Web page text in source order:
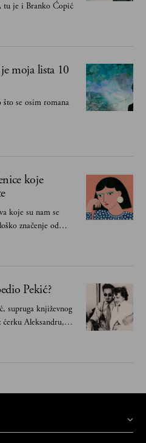
tu je i Branko Ćopić
moja lista 10
što se osim romana
koje
koje su nam se
značenje od
Pekić?
supruga književnog
Aleksandru,
pisca. Ovu priču o